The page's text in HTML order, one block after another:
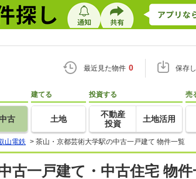
最近見た物件 0 保存
古
建てる
土地
投資する
不動産
投資
土地活用
売
山電鉄 > 茶山・京都芸術大学駅の中古一戸建て 物件一覧
古一戸建て・中古住宅 物件